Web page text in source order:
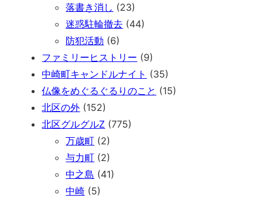
落書き消し (23)
迷惑駐輪撤去 (44)
防犯活動 (6)
ファミリーヒストリー (9)
中崎町キャンドルナイト (35)
仏像をめぐるぐるりのこと (15)
北区の外 (152)
北区グルグルZ (775)
万歳町 (2)
与力町 (2)
中之島 (41)
中崎 (5)